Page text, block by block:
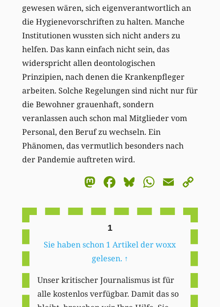
gewesen wären, sich eigenverantwortlich an
die Hygienevorschriften zu halten. Manche
Institutionen wussten sich nicht anders zu
helfen. Das kann einfach nicht sein, das
widerspricht allen deontologischen
Prinzipien, nach denen die Krankenpfleger
arbeiten. Solche Regelungen sind nicht nur für
die Bewohner grauenhaft, sondern
veranlassen auch schon mal Mitglieder vom
Personal, den Beruf zu wechseln. Ein
Phänomen, das vermutlich besonders nach
der Pandemie auftreten wird.
Mastodon
Facebook
BlueskyEmail
1
Sie haben schon 1 Artikel der woxx
gelesen. ↑
Unser kritischer Journalismus ist für
alle kostenlos verfügbar. Damit das so